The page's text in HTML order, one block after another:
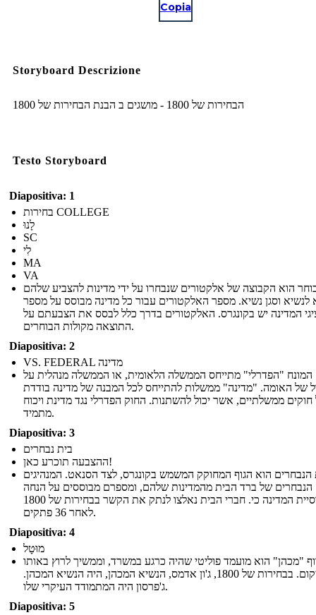
Copia
Storyboard Descrizione
הבחירות של 1800 - מושגים ב הבנת הבחירות של 1800
Testo Storyboard
Diapositiva: 1
בחירות COLLEGE
לָנוּ
SC
לִי
MA
VA
הוא הקבוצה של אלקטורים שנבחרו על ידי מדינות להצביע שלהם
לנשיא וסגן נשיא. מספר האלקטורים עבור כל מדינה מבוסס על מספר
המדינה יש בקונגרס. האלקטורים בדרך כלל לבסס את הצבעתם על
התוצאה מקולות הבוחרים.
Diapositiva: 2
VS. FEDERAL מדינה
המונח "הפדרלי" מתייחס הממשלה הלאומית, או הממשלה מנהלית על
של האומה. "מדינה" ממשלות להתייחס לכל המבנה של מדינה בודדת
ממשלתיים, אשר יכול להשתנות. החוק הפדרלי נגד מדינת ויכוח
מתמיד.
Diapositiva: 3
בית נבחרים
ההצבעה תוכרע כאן!
הנבחרים הוא הגוף המחוקק המשמש בקונגרס, לצד הסנאט. המנהיגים
הנבחרים של ברד הבית מהמדינות שלהם, ומספרם מבוססים על הנחה
מאוכלוסיית המדינה כי. חברי הבית נאלצו לנתק את הקשר בבחירות של 1800
לאחר 36 פתקים.
Diapositiva: 4
מוּטָל
"מכהן" הוא מועמד פוליטי שהיה כרגע במשרד, וממשיך לרוץ באותו
המיקום. בבחירות של 1800, ג'ון אדמס, הנשיא המכהן, היה הנשיא המכהן.
ג'פרסון היה המתמודד העיקרי שלו.
Diapositiva: 5